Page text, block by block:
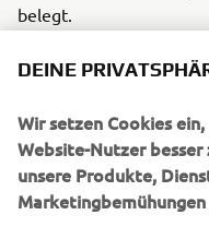
belegt.
2021 Yamaha R3 bLU
Test: 19. März -
Runde 1: 23.-24.
Runde 2: 7.-8.
Runde 3: 11.-12.
Runde 4: 2-3 Juli -
DEINE
Wir setzen Cookies
Website-Nutzer
unsere Produkte,